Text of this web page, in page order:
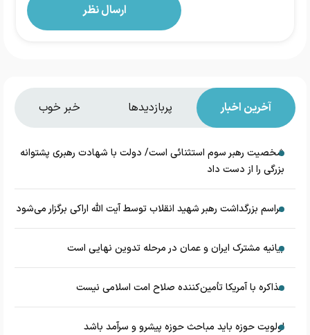
آخرین اخبار پربازدیدها خبر خوب
شخصیت رهبر سوم استثنائی است/ دولت با شهادت رهبری پشتوانه
بزرگی را از دست داد
مراسم بزرگداشت رهبر شهید انقلاب توسط آیت الله اراکی برگزار می‌شود
بیانیه مشترک ایران و عمان در مرحله تدوین نهایی است
مذاکره با آمریکا تأمین‌کننده صلاح امت اسلامی نیست
اولویت حوزه باید مباحث حوزه پیشرو و سرآمد باشد